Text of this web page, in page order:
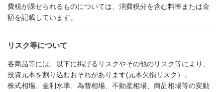
費税が課せられるものについては、消費税分を含む料率または金
額を記載しています。
リスク等について
各商品等には、以下に掲げるリスクやその他のリスク等により、
投資元本を割り込むおそれがあります(元本欠損リスク）。
株式相場、金利水準、為替相場、不動産相場、商品相場等の変動